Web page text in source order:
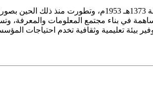
في بناء مجتمع المعلومات والمعرفة،
بيئة تعليمية وثقافية تخدم احتياجات